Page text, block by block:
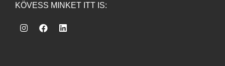
KÖVESS MINKET ITT IS: